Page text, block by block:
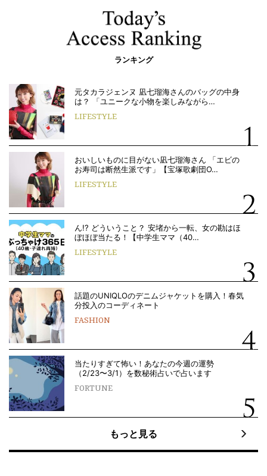
ランキング
元タカラジェンヌ 凪七瑠海さんのバッグの中身
は？ 「ユニークな小物を楽しみながら…
LIFESTYLE
おいしいものに目がない凪七瑠海さん 「エビの
お寿司は断然生派です」【宝塚歌劇団O…
LIFESTYLE
ん!? どういうこと？ 安堵から一転、女の勘はほ
ぼほぼ当たる！【中学生ママ（40…
LIFESTYLE
話題のUNIQLOのデニムジャケットを購入！春気
分投入のコーディネート
FASHION
当たりすぎて怖い！あなたの今週の運勢
（2/23〜3/1）を数秘術占いで占います
FORTUNE
もっと見る